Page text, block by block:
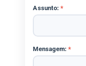
Assunto:*
Mensagem:*